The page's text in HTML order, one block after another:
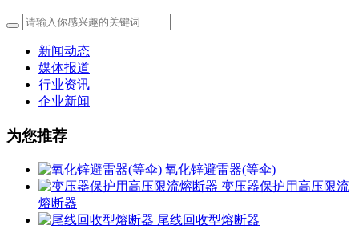
新闻动态
媒体报道
行业资讯
企业新闻
为您推荐
氧化锌避雷器(等伞)
变压器保护用高压限流
熔断器
尾线回收型熔断器